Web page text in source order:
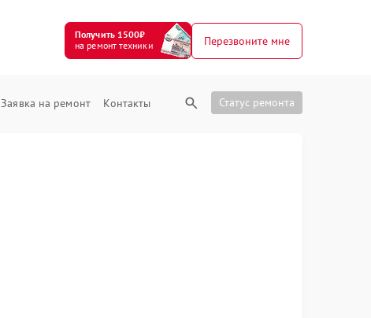
Получить 1500₽
на ремонт техники
Перезвоните мне
Заявка на ремонт Контакты Статус ремонта